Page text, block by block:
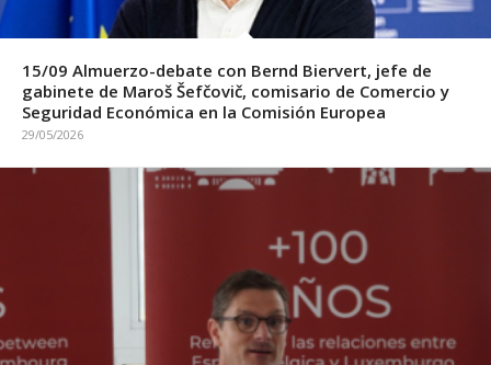
15/09 Almuerzo-debate con Bernd Biervert, jefe de
gabinete de Maroš Šefčovič, comisario de Comercio y
Seguridad Económica en la Comisión Europea
29/05/2026